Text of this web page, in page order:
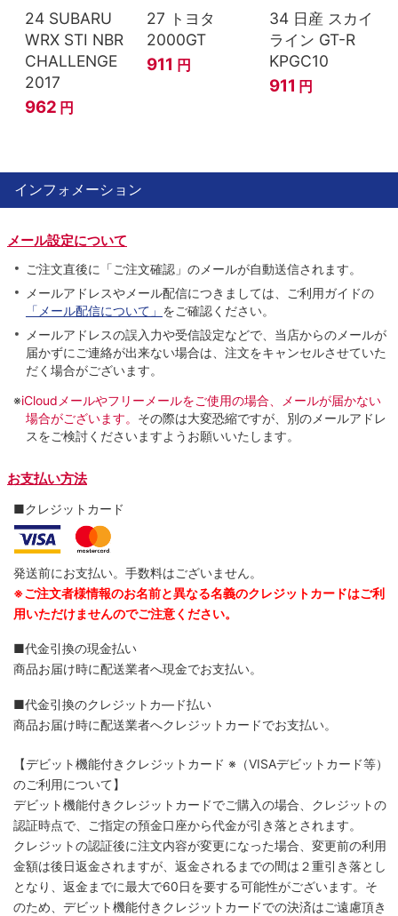
24 SUBARU
WRX STI NBR
CHALLENGE
2017
962 円
27 トヨタ
2000GT
911 円
34 日産 スカイ
ライン GT-R
KPGC10
911 円
インフォメーション
メール設定について
ご注文直後に「ご注文確認」のメールが自動送信されます。
メールアドレスやメール配信につきましては、ご利用ガイドの
「メール配信について」 をご確認ください。
メールアドレスの誤入力や受信設定などで、当店からのメールが
届かずにご連絡が出来ない場合は、注文をキャンセルさせていた
だく場合がございます。
※iCloudメールやフリーメールをご使用の場合、メールが届かない
場合がございます。 その際は大変恐縮ですが、別のメールアドレ
スをご検討くださいますようお願いいたします。
お支払い方法
■クレジットカード
発送前にお支払い。手数料はございません。
※ご注文者様情報のお名前と異なる名義のクレジットカードはご利
用いただけませんのでご注意ください。
■代金引換の現金払い
商品お届け時に配送業者へ現金でお支払い。
■代金引換のクレジットカ―ド払い
商品お届け時に配送業者へクレジットカードでお支払い。
【デビット機能付きクレジットカード ※（VISAデビットカード等）
のご利用について】
デビット機能付きクレジットカードでご購入の場合、クレジットの
認証時点で、ご指定の預金口座から代金が引き落とされます。
クレジットの認証後に注文内容が変更になった場合、変更前の利用
金額は後日返金されますが、返金されるまでの間は２重引き落とし
となり、返金までに最大で60日を要する可能性がございます。そ
のため、デビット機能付きクレジットカードでの決済はご遠慮頂き